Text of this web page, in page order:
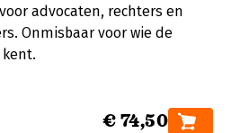
advocaten, rechters en
Onmisbaar voor wie de
€ 74,50